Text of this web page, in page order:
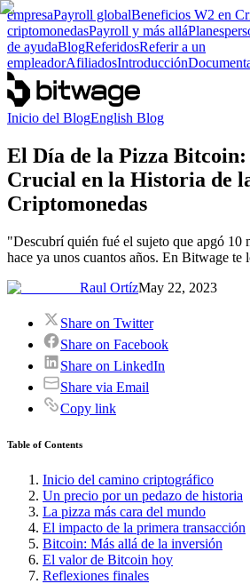
empresaPayroll globalBeneficios W2 en
criptomonedasPayroll y más alláPlanes
de ayudaBlogReferidosReferir a un
empleadorAfiliadosIntroducción
Inicio del BlogEnglish Blog
El Día de la Pizza
Crucial en la Historia de
Criptomonedas
"Descubrí quién fué el sujeto que apgó 10
hace ya unos cuantos años. En Bitwage te
Raul OrtízMay 22, 2023
Share on Twitter
Share on Facebook
Share on LinkedIn
Share via Email
Copy link
Table of Contents
Inicio del camino criptográfico
Un precio por un pedazo de historia
La pizza más cara del mundo
El impacto de la primera transacción
Bitcoin: Más allá de la inversión
El valor de Bitcoin hoy
Reflexiones finales